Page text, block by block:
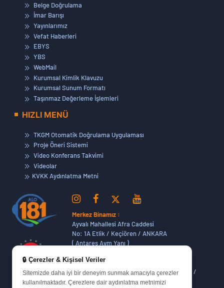
🔒 Çerezler & Kişisel Veriler
Sitemizde daha iyi bir deneyim sunmak amacıyla çerezler
kullanılmaktadır. Çerezlere dair aydınlatma metnimizi
Belge Doğrulama
İmar Barışı
Yayınlarımız
Vefat Haberleri
EBYS
YBS
WebMail
Kurumsal Kimlik Klavuzu
Kurumsal Sunum Formatı
Taşınmaz Değerleme İşlemleri
HIZLI MENÜ
TKGM Otomatik Doğrulama Uygulaması
Proje Öneri Sistemi
Video Konferans Takvimi
Videolar
KVKK Aydınlatma Metni
Merkez Binamız :
Ayvalı Mahallesi Afra Caddesi
No: 1A Etlik / Keçiören / ANKARA
( Antares Avm Yanı )
Dikmen Hizmet Binamız :
Dikmen Caddesi No:14 (06420) Bakanlıklar /
ANKARA